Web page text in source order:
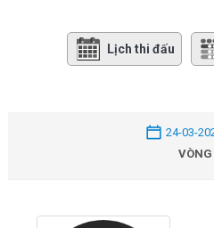
Lịch thi đấu
24-03-
VÒNG